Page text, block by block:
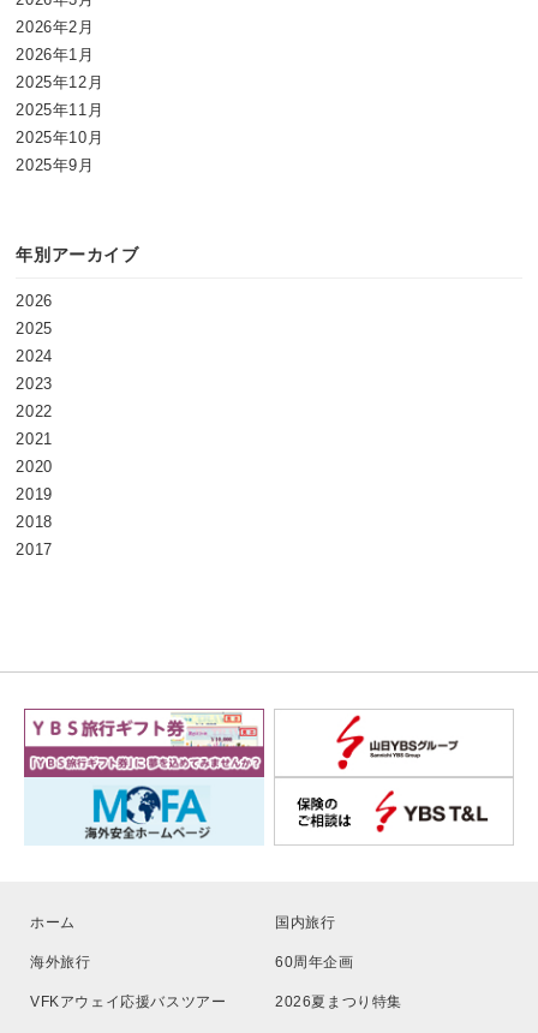
2026年2月
2026年1月
2025年12月
2025年11月
2025年10月
2025年9月
年別アーカイブ
2026
2025
2024
2023
2022
2021
2020
2019
2018
2017
ホーム 国内旅行
海外旅行 60周年企画
VFKアウェイ応援バスツアー 2026夏まつり特集